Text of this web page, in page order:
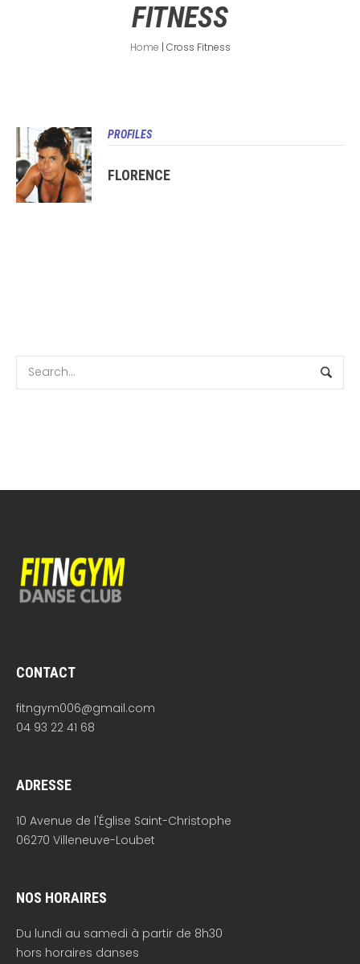
FITNESS
Home | Cross Fitness
PROFILES
FLORENCE
CONTACT
fitngym006@gmail.com
04 93 22 41 68
ADRESSE
10 Avenue de l'Église Saint-Christophe
06270 Villeneuve-Loubet
NOS HORAIRES
Du lundi au samedi à partir de 8h30
hors horaires danses